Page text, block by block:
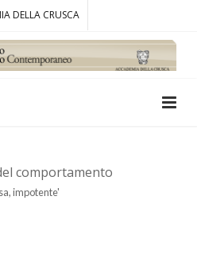
DELLA CRUSCA
comportamento
impotente'